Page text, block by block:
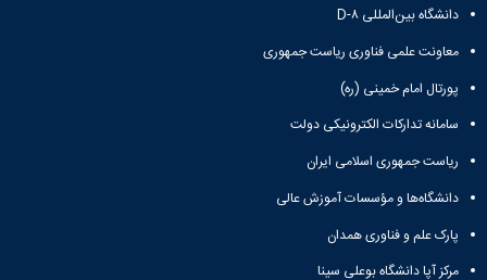
دانشگاه بین‌المللی D-۸
معاونت علمی فناوری ریاست جمهوری
پورتال امام خمینی (ره)
سامانه تدارکات الکترونیکی دولت
ریاست جمهوری اسلامی ایران
دانشگاه‌ها و مؤسسات آموزش عالی
پارک علم و فناوری همدان
مرکز آپا دانشگاه بوعلی سینا